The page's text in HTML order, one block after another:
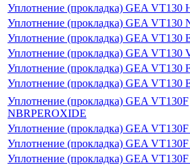
Уплотнение (прокладка) GEA VT130
Уплотнение (прокладка) GEA VT130
Уплотнение (прокладка) GEA VT130
Уплотнение (прокладка) GEA VT130
Уплотнение (прокладка) GEA VT130
Уплотнение (прокладка) GEA VT130
Уплотнение (прокладка) GEA VT130F
NBRPEROXIDE
Уплотнение (прокладка) GEA
Уплотнение (прокладка) GEA
Уплотнение (прокладка) GEA